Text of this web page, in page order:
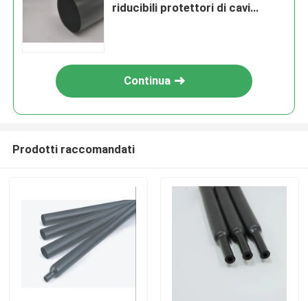
riducibili protettori di cavi
Continua
Prodotti raccomandati